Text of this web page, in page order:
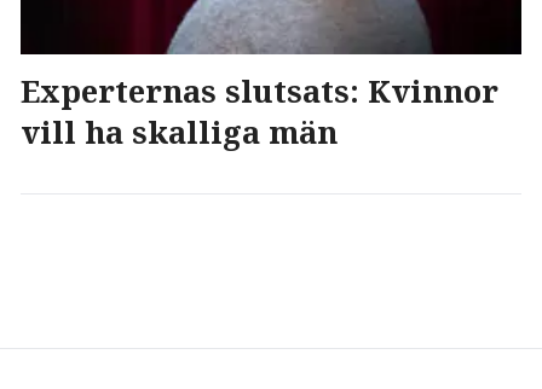
Experternas slutsats: Kvinnor
vill ha skalliga män